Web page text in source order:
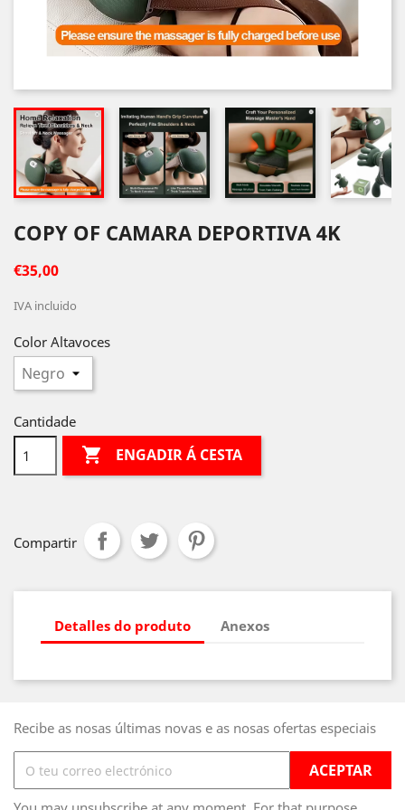
COPY OF CAMARA DEPORTIVA 4K
€35,00
IVA incluido
Color Altavoces
Cantidade
 ENGADIR Á CESTA
Compartir
Detalles do produto Anexos
Recibe as nosas últimas novas e as nosas ofertas especiais